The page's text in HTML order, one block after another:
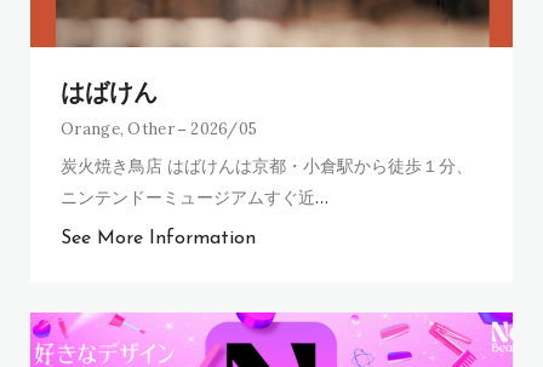
はばけん
Orange,Other 2026/05
炭火焼き鳥店 はばけんは京都・小倉駅から徒歩１分、
ニンテンドーミュージアムすぐ近…
See More Information